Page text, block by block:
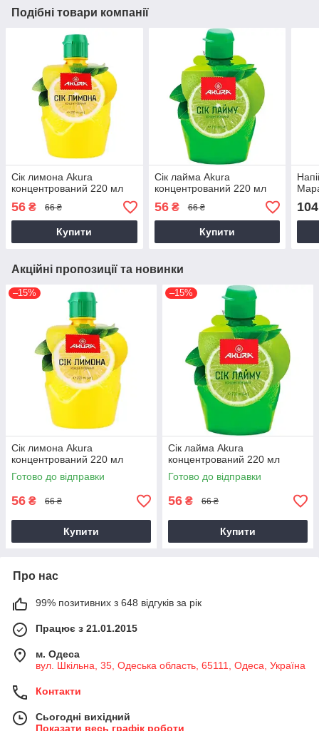
Подібні товари компанії
Сік лимона Akura
концентрований 220 мл
56 ₴ 66 ₴
Купити
Сік лайма Akura
концентрований 220 мл
56₴ 66 ₴
Купити
104
Акційні пропозиції та новинки
–15%
Сік лимона Akura
концентрований 220 мл
Готово до відправки
56 ₴ 66 ₴
Купити
–15%
Сік лайма Akura
концентрований 220 мл
Готово до відправки
56 ₴ 66 ₴
Купити
Про нас
99% позитивних з 648 відгуків за рік
Працює з 21.01.2015
м. Одеса
вул. Шкільна, 35, Одеська область, 65111, Одеса, Україна
Контакти
Сьогодні вихідний
Показати весь графік роботи